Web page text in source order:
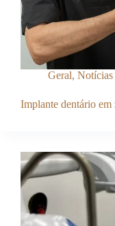
Geral, Notícias
Implante dentário em